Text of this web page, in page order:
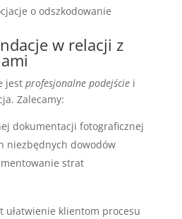
o odszkodowanie
w relacji z
jest profesjonalne podejściei
Zalecamy:
dokumentacji fotograficznej
niezbędnych dowodów
strat
ułatwienie klientom procesu